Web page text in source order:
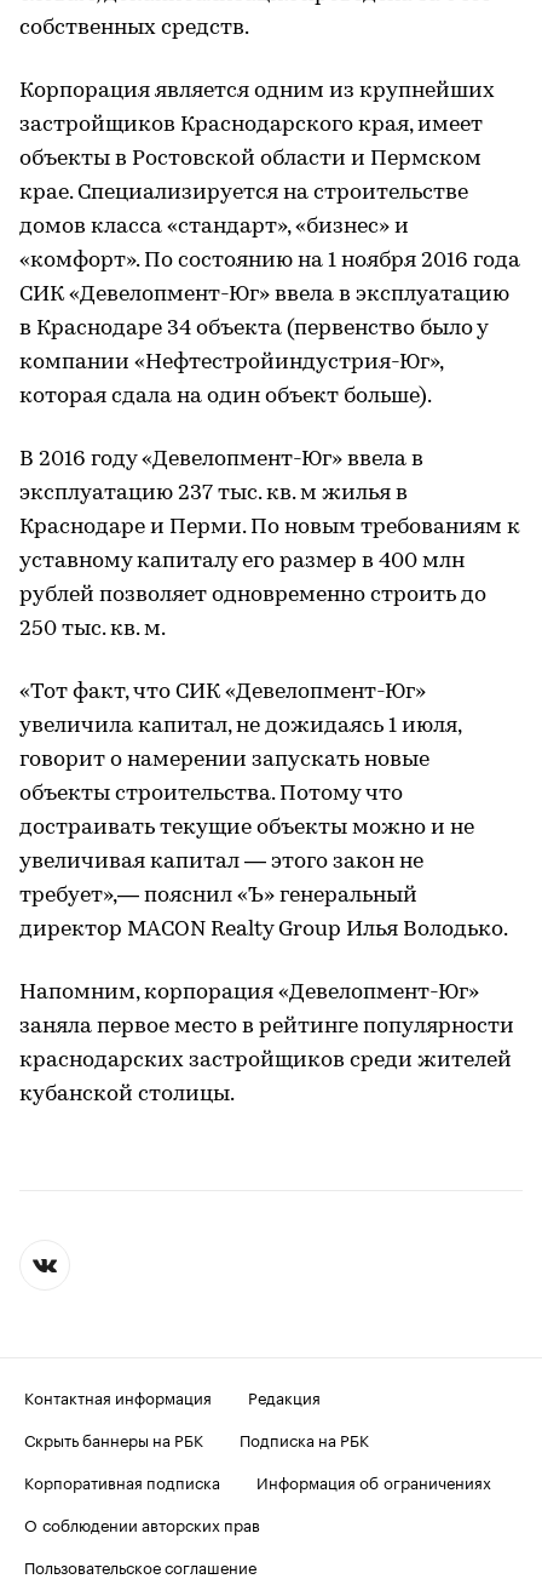
собственных средств.
Корпорация является одним из крупнейших
застройщиков Краснодарского края, имеет
объекты в Ростовской области и Пермском
крае. Специализируется на строительстве
домов класса «стандарт», «бизнес» и
«комфорт». По состоянию на 1 ноября 2016 года
СИК «Девелопмент-Юг» ввела в эксплуатацию
в Краснодаре 34 объекта (первенство было у
компании «Нефтестройиндустрия-Юг»,
которая сдала на один объект больше).
В 2016 году «Девелопмент-Юг» ввела в
эксплуатацию 237 тыс. кв. м жилья в
Краснодаре и Перми. По новым требованиям к
уставному капиталу его размер в 400 млн
рублей позволяет одновременно строить до
250 тыс. кв. м.
«Тот факт, что СИК «Девелопмент-Юг»
увеличила капитал, не дожидаясь 1 июля,
говорит о намерении запускать новые
объекты строительства. Потому что
достраивать текущие объекты можно и не
увеличивая капитал — этого закон не
требует»,— пояснил «Ъ» генеральный
директор MACON Realty Group Илья Володько.
Напомним, корпорация «Девелопмент-Юг»
заняла первое место в рейтинге популярности
краснодарских застройщиков среди жителей
кубанской столицы.
Контактная информация
Редакция
Скрыть баннеры на РБК
Подписка на РБК
Корпоративная подписка
Информация об ограничениях
О соблюдении авторских прав
Пользовательское соглашение